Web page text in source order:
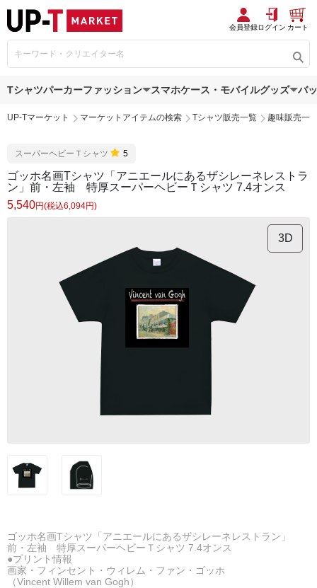
会員登録ログイン カート
Tシャツパーカーファッション スマホケース・モバイルグッズ バ
UP-Tマーケット マーケットアイテムの検索 Tシャツ販売一覧 趣味販売一
スーパーヘビーＴシャツ 5
ゴッホ名画Tシャツ「アニエールにあるザシレーネレストラ
ン」前・左袖 特厚スーパーヘビーＴシャツ 7.4オンス
5,540円(税込6,094円)
3D
ゴッホ名画Tシャツ「アニエールにあるザシレーネレストラン」
前・左袖 特厚スーパーヘビーＴシャツ 7.4オンス
●プリント情報
画家・フィンセント・ウィレム・ファン・ゴッホ
（Vincent Willem van Gogh）